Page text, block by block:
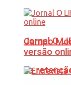
Campo
na
Jornal O
versão